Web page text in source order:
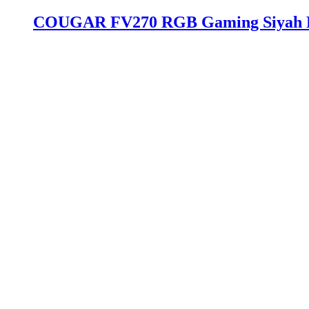
COUGAR FV270 RGB Gaming Siyah